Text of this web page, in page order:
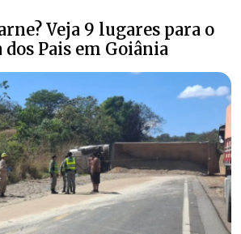
Veja 9 lugares para o
dos Pais em Goiânia